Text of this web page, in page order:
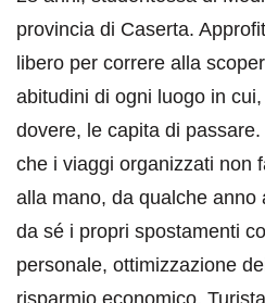
provincia di Caserta.
libero per correre alla
abitudini di ogni luogo in
dovere, le capita di
che i viaggi organizzati non
alla mano, da qualche anno
da sé i propri spostamenti
personale, ottimizzazione
risparmio economico.